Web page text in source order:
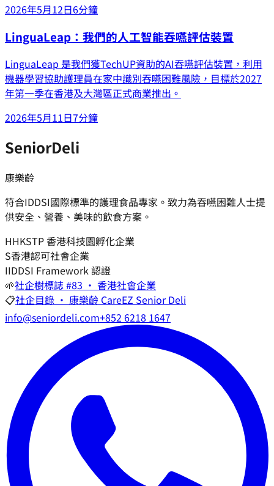
2026年5月12日6分鐘
LinguaLeap：我們的人工智能吞嚥評估裝置
LinguaLeap 是我們獲TechUP資助的AI吞嚥評估裝置，利用
機器學習協助護理員在家中識別吞嚥困難風險，目標於2027
年第一季在香港及大灣區正式商業推出。
2026年5月11日7分鐘
SeniorDeli
康樂齡
符合IDDSI國際標準的護理食品專家。致力為吞嚥困難人士提
供安全、營養、美味的飲食方案。
HHKSTP 香港科技園孵化企業
S香港認可社會企業
IIDDSI Framework 認證
🌱社企樹標誌 #83 · 香港社會企業
📋社企目錄 · 康樂齡 CareEZ Senior Deli
info@seniordeli.com+852 6218 1647